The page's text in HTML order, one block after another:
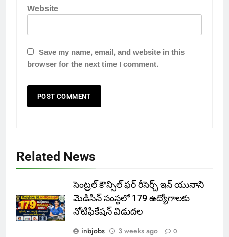
Website
Save my name, email, and website in this
browser for the next time I comment.
Related News
సెంట్రల్ కౌన్సిల్ ఫర్ రీసెర్చ్ ఇన్ యునాని
మెడిసిన్ సంస్థలో 179 ఉద్యోగాలకు
నోటిఫికేషన్ విడుదల
inbjobs
3 weeks ago 0